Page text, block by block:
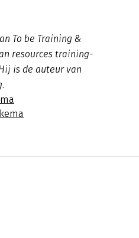
To be Training &
resources training-
is de auteur van